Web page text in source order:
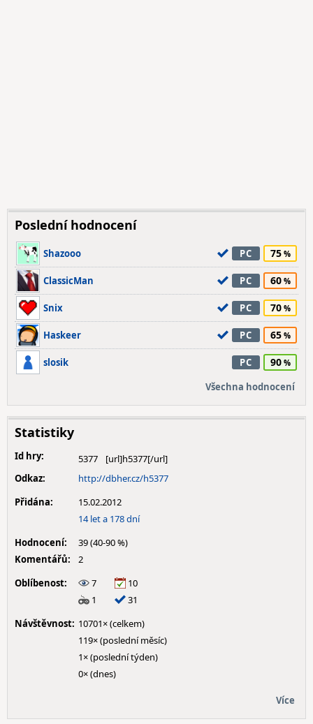
Poslední hodnocení
Shazooo PC 75
ClassicMan PC 60
Snix PC 70
Haskeer PC 65
slosik PC 90
Všechna hodnocení
Statistiky
Id hry:
5377
Odkaz:
http://dbher.cz/h5377
Přidána:
15.02.2012
14 let a 178 dní
Hodnocení:
39 (40-90 %)
Komentářů:
2
Oblíbenost:
7
10
1
31
Návštěvnost: 10701× (celkem)
119× (poslední měsíc)
1× (poslední týden)
0× (dnes)
Více